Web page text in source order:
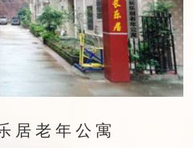
居老年公寓